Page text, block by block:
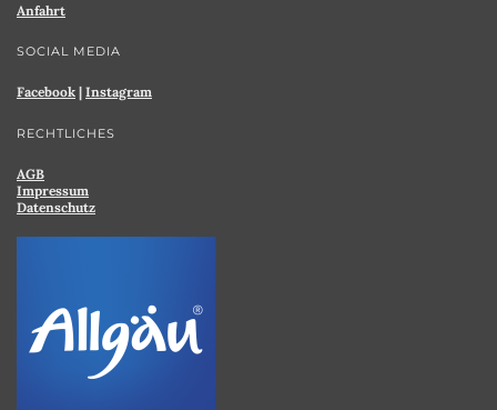
Anfahrt
SOCIAL MEDIA
Facebook | Instagram
RECHTLICHES
AGB
Impressum
Datenschutz